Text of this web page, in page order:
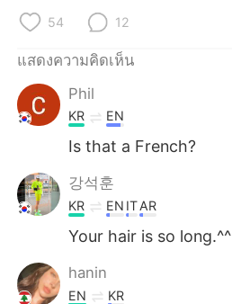
Deutsch
한국어
Indonesia
Türkçe Tiếng Việt
Português
54 12
แสดงความคิดเห็น
Phil
KR EN
Is that a French?
강석훈
KR EN ITAR
Your hair is so long.^^
hanin
EN KR